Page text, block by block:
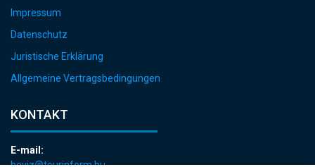
Impressum
Datenschutz
Juristische Erklärung
Allgemeine Vertragsbedingungen
KONTAKT
E-mail: